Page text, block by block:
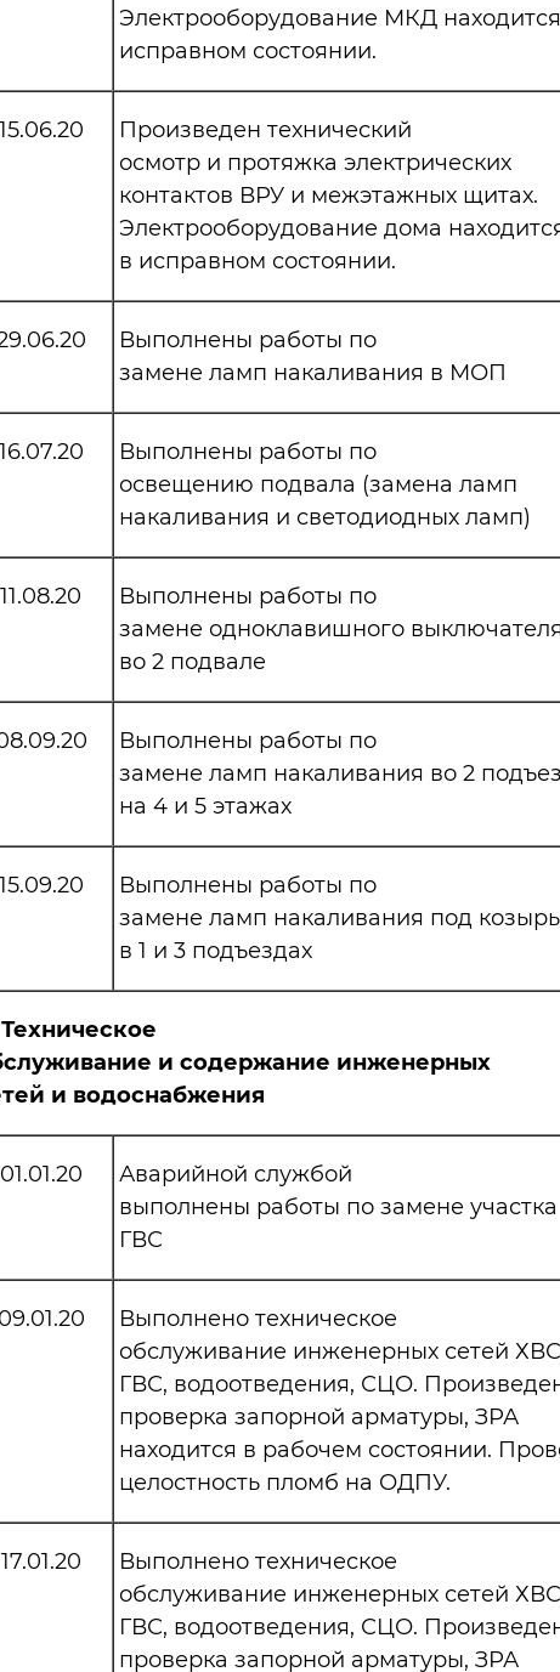
Электрооборудование МКД
исправном состоянии.
15.06.20
Произведен технический
осмотр и протяжка электрических
контактов ВРУ и межэтажных щитах.
Электрооборудование дома
в исправном состоянии.
Выполнены работы по
замене ламп накаливания в МОП
16.07.20
Выполнены работы по
освещению подвала (замена ламп
накаливания и светодиодных ламп)
11.08.20
Выполнены работы по
замене одноклавишного
во 2 подвале
Выполнены работы по
замене ламп накаливания во 2
на 4 и 5 этажах
15.09.20
Выполнены работы по
замене ламп накаливания под
в 1 и 3 подъездах
Техническое
и содержание инженерных
и водоснабжения
01.01.20
Аварийной службой
выполнены работы по замене участка
ГВС
09.01.20
Выполнено техническое
обслуживание инженерных сетей
ГВС, водоотведения, СЦО.
проверка запорной арматуры, ЗРА
находится в рабочем состоянии.
целостность пломб на ОДПУ.
17.01.20
Выполнено техническое
обслуживание инженерных сетей
ГВС, водоотведения, СЦО.
проверка запорной арматуры, ЗРА